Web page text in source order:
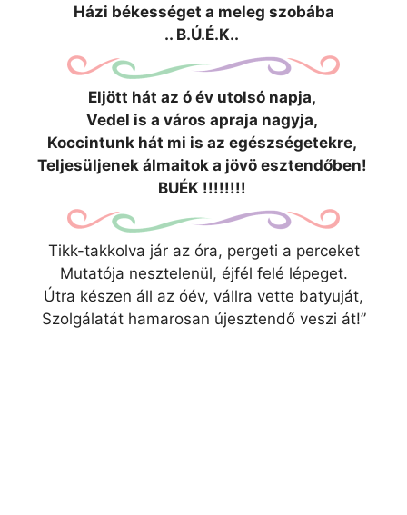
Házi békességet a meleg szobába
.. B.Ú.É.K..
Eljött hát az ó év utolsó napja,
Vedel is a város apraja nagyja,
Koccintunk hát mi is az egészségetekre,
Teljesüljenek álmaitok a jövö esztendőben!
BUÉK !!!!!!!!
Tikk-takkolva jár az óra, pergeti a perceket
Mutatója nesztelenül, éjfél felé lépeget.
Útra készen áll az óév, vállra vette batyuját,
Szolgálatát hamarosan újesztendő veszi át!”